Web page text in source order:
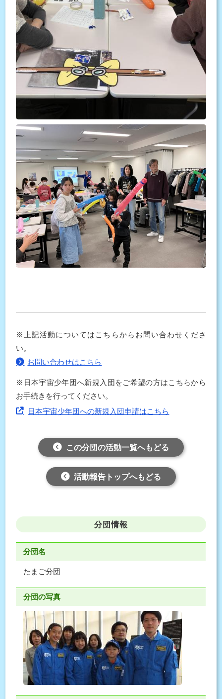
※上記活動についてはこちらからお問い合わせくださ
い。
お問い合わせはこちら
※日本宇宙少年団へ新規入団をご希望の方はこちらから
お手続きを行ってください。
日本宇宙少年団への新規入団申請はこちら
この分団の活動一覧へもどる
活動報告トップへもどる
分団情報
分団名
たまご分団
分団の写真